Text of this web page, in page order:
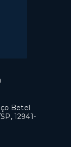
Betel
12941-